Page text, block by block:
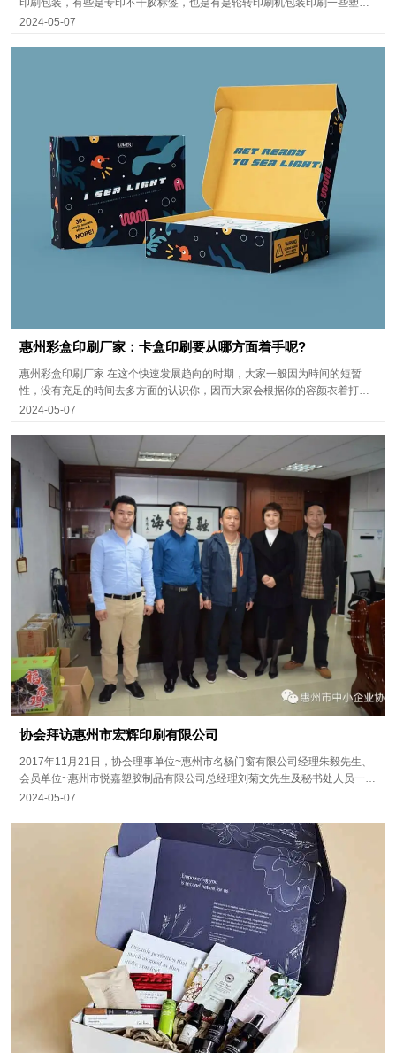
2024-05-07
纸，可是无论是印刷包装，還是轮转印刷机包装印刷，对一些薄的纸箱商务
2024-05-07
惠州彩盒印刷厂家：卡盒印刷要从哪方面着手呢?
惠州彩盒印刷厂家 在这个快速发展趋向的时期，大家一般因为時间的短暂
性，没有充足的時间去多方面的认识你，因而大家会根据你的容颜衣着打扮
来对你这个人进行评价。一样的基本概念，大家在购买产品的整个过程中，
是你卡盒印刷做的很吸引人。
2024-05-07
协会拜访惠州市宏辉印刷有限公司
2017年11月21日，协会理事单位~惠州市名杨门窗有限公司经理朱毅先生、
会员单位~惠州市悦嘉塑胶制品有限公司总经理刘菊文先生及秘书处人员一行
拜访了惠州市宏辉印刷有限公司，受到该公司总经理黄建辉先生的热情接